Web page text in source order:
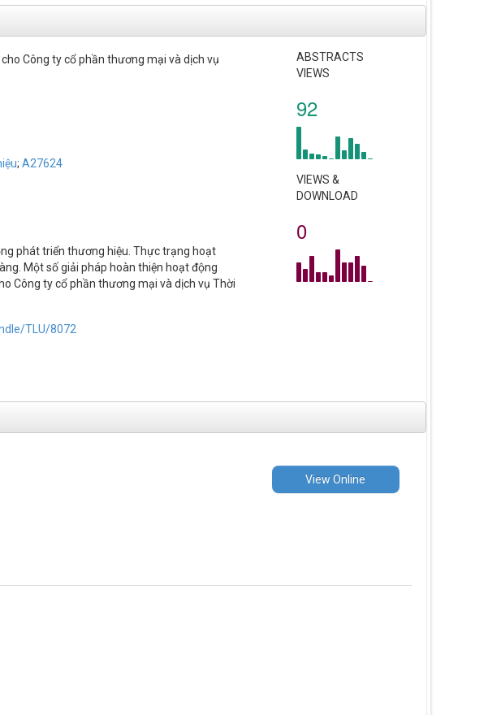
Công ty cổ phần thương mại và dịch vụ
; A27624
phát triển thương hiệu. Thực trạng hoạt
Một số giải pháp hoàn thiện hoạt động
Công ty cổ phần thương mại và dịch vụ Thời
TLU/8072
ABSTRACTS
VIEWS
92
VIEWS &
DOWNLOAD
0
View Online